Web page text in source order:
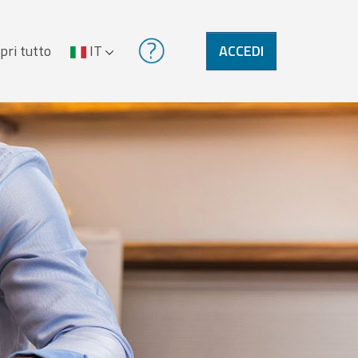
tutto IT ACCEDI